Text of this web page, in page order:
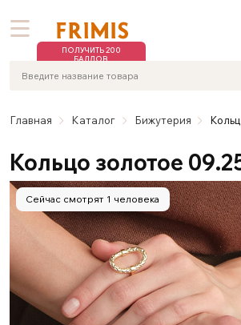
ПОЛУЧИТЬ 200
БАЛЛОВ
Главная Каталог Бижутерия
Кольцо золотое
Сейчас смотрят 1 человека